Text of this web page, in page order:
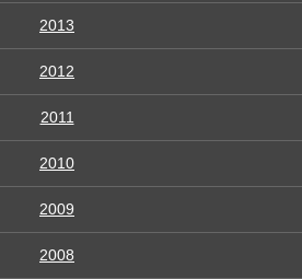
2013
2012
2011
2010
2009
2008